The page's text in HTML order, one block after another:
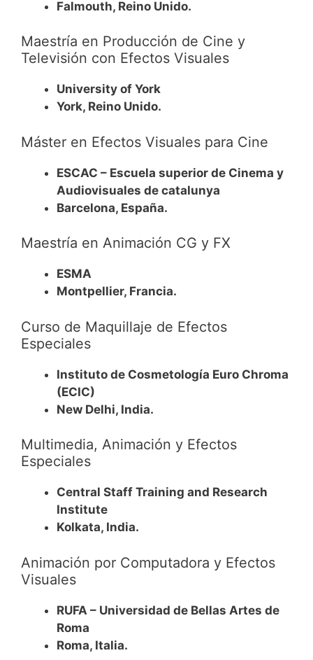
Falmouth, Reino Unido.
Maestría en Producción de Cine y
Televisión con Efectos Visuales
University of York
York, Reino Unido.
Máster en Efectos Visuales para Cine
ESCAC – Escuela superior de Cinema y
Audiovisuales de catalunya
Barcelona, España.
Maestría en Animación CG y FX
ESMA
Montpellier, Francia.
Curso de Maquillaje de Efectos
Especiales
Instituto de Cosmetología Euro Chroma
(ECIC)
New Delhi, India.
Multimedia, Animación y Efectos
Especiales
Central Staff Training and Research
Institute
Kolkata, India.
Animación por Computadora y Efectos
Visuales
RUFA – Universidad de Bellas Artes de
Roma
Roma, Italia.